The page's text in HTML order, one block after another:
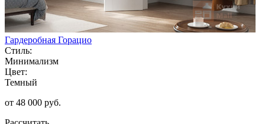
Гардеробная Горацио
Стиль:
Минимализм
Цвет:
Темный
от 48 000 руб.